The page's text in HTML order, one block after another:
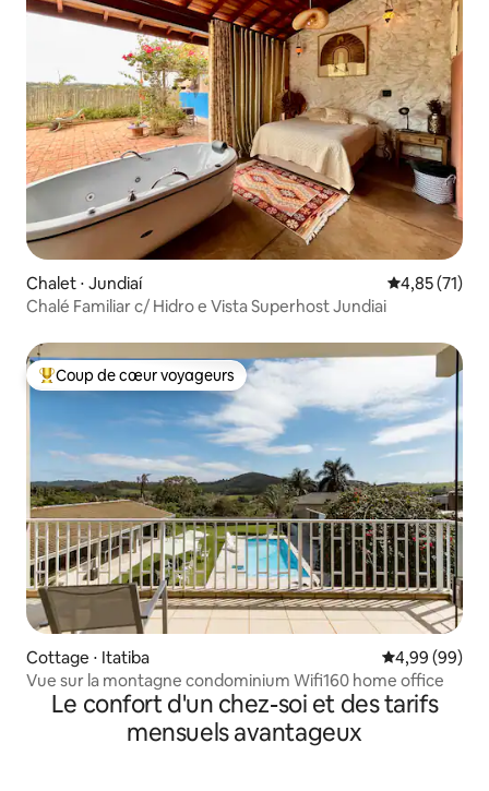
Chalet ⋅ Jundiaí Évaluation
4,85 (71)
Chalé Familiar c/ Hidro e Vista Superhost Jundiai
Coups de cœur voyageurs les plus appréciés
Coup de cœur voyageurs
Cottage ⋅ Itatiba Évaluation
4,99 (99)
Vue sur la montagne condominium Wifi160 home office
Le confort d'un chez-soi et des tarifs
mensuels avantageux